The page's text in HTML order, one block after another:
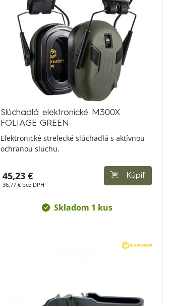
Slúchadlá elektronické M300X
FOLIAGE GREEN
Elektronické strelecké slúchadlá s aktívnou
ochranou sluchu.
45,23 €
36,77 € bez DPH
Kúpiť
Skladom 1 kus